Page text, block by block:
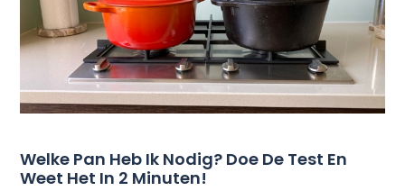
Welke Pan Heb Ik Nodig? Doe De Test En
Weet Het In 2 Minuten!